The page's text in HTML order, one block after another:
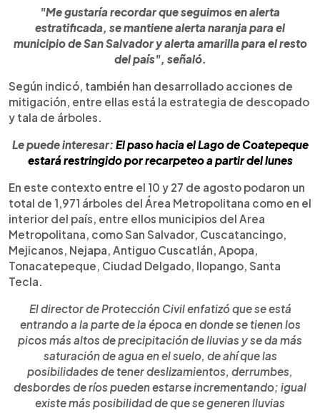
"Me gustaría recordar que seguimos en alerta
estratificada, se mantiene alerta naranja para el
municipio de San Salvador y alerta amarilla para el resto
del país", señaló.
Según indicó, también han desarrollado acciones de
mitigación, entre ellas está la estrategia de descopado
y tala de árboles.
Le puede interesar: El paso hacia el Lago de Coatepeque
estará restringido por recarpeteo a partir del lunes
En este contexto entre el 10 y 27 de agosto podaron un
total de 1,971 árboles del Área Metropolitana como en el
interior del país, entre ellos municipios del Area
Metropolitana, como San Salvador, Cuscatancingo,
Mejicanos, Nejapa, Antiguo Cuscatlán, Apopa,
Tonacatepeque, Ciudad Delgado, Ilopango, Santa
Tecla.
El director de Protección Civil enfatizó que se está
entrando a la parte de la época en donde se tienen los
picos más altos de precipitación de lluvias y se da más
saturación de agua en el suelo, de ahí que las
posibilidades de tener deslizamientos, derrumbes,
desbordes de ríos pueden estarse incrementando; igual
existe más posibilidad de que se generen lluvias